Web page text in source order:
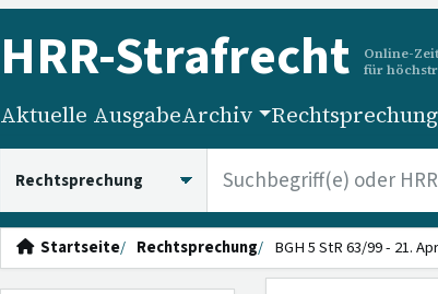
HRR-Strafrecht
Online-
für
Aktuelle AusgabeArchiv Rechtsprechung
Startseite Rechtsprechung BGH 5 StR 63/99 - 21.